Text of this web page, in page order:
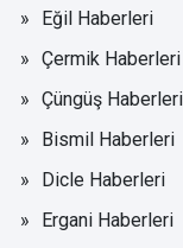
Eğil Haberleri
Çermik Haberleri
Çüngüş Haberleri
Bismil Haberleri
Dicle Haberleri
Ergani Haberleri